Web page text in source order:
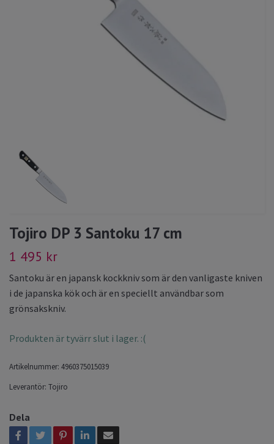
Tojiro DP 3 Santoku 17 cm
1 495 kr
Santoku är en japansk kockkniv som är den vanligaste kniven
i de japanska kök och är en speciellt användbar som
grönsakskniv.
Produkten är tyvärr slut i lager. :(
Artikelnummer: 4960375015039
Leverantör: Tojiro
Dela